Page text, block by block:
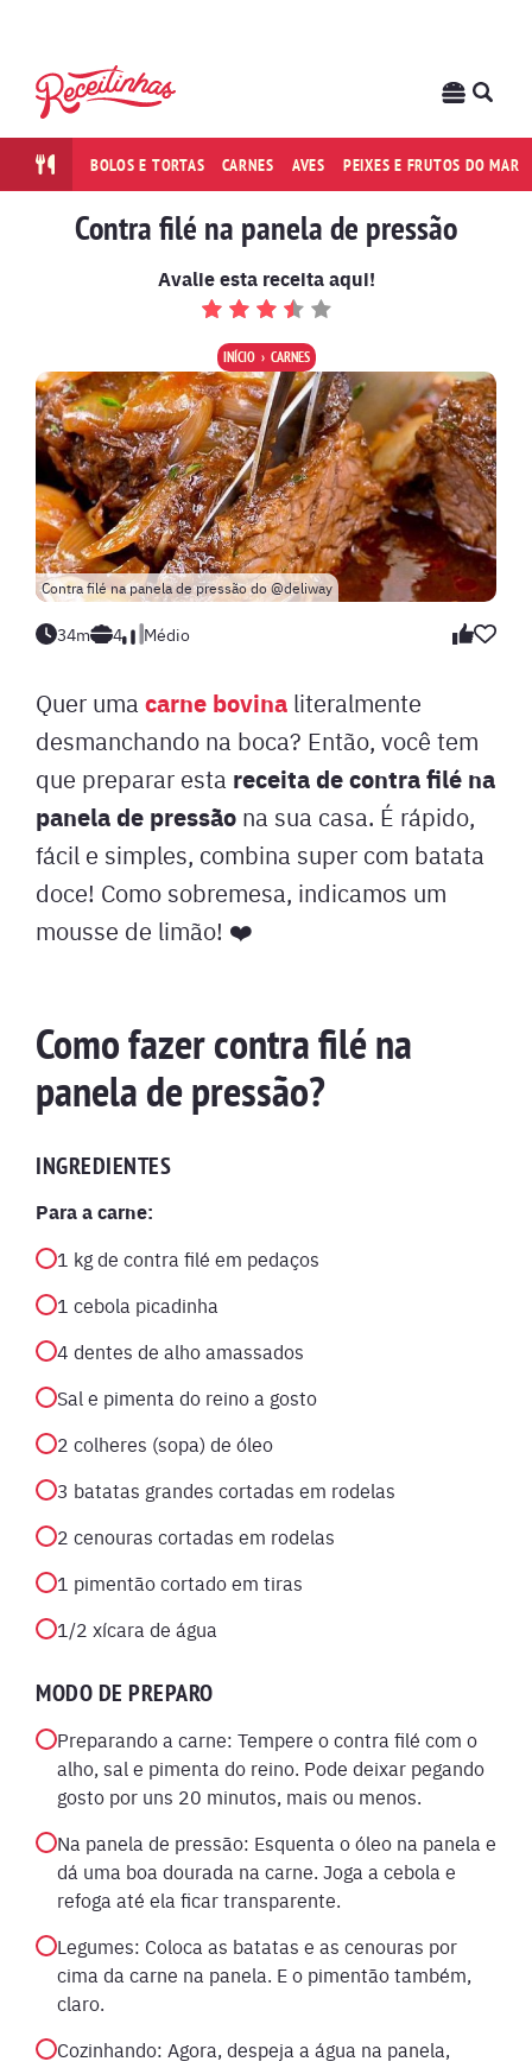
BOLOS E TORTAS CARNES AVES PEIXES E FRUTOS DO MAR
Contra filé na panela de pressão
Avalie esta receita aqui!
INÍCIO CARNES
Contra filé na panela de pressão do @deliway
34m 4 Médio
Quer uma carne bovina literalmente
desmanchando na boca? Então, você tem
que preparar esta receita de contra filé na
panela de pressão na sua casa. É rápido,
fácil e simples, combina super com batata
doce! Como sobremesa, indicamos um
mousse de limão! ❤️
Como fazer contra filé na
panela de pressão?
INGREDIENTES
Para a carne:
1 kg de contra filé em pedaços
1 cebola picadinha
4 dentes de alho amassados
Sal e pimenta do reino a gosto
2 colheres (sopa) de óleo
3 batatas grandes cortadas em rodelas
2 cenouras cortadas em rodelas
1 pimentão cortado em tiras
1/2 xícara de água
MODO DE PREPARO
Preparando a carne: Tempere o contra filé com o
alho, sal e pimenta do reino. Pode deixar pegando
gosto por uns 20 minutos, mais ou menos.
Na panela de pressão: Esquenta o óleo na panela e
dá uma boa dourada na carne. Joga a cebola e
refoga até ela ficar transparente.
Legumes: Coloca as batatas e as cenouras por
cima da carne na panela. E o pimentão também,
claro.
Cozinhando: Agora, despeja a água na panela,